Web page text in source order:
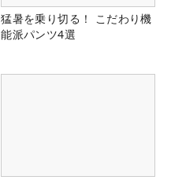
猛暑を乗り切る！ こだわり機
能派パンツ4選